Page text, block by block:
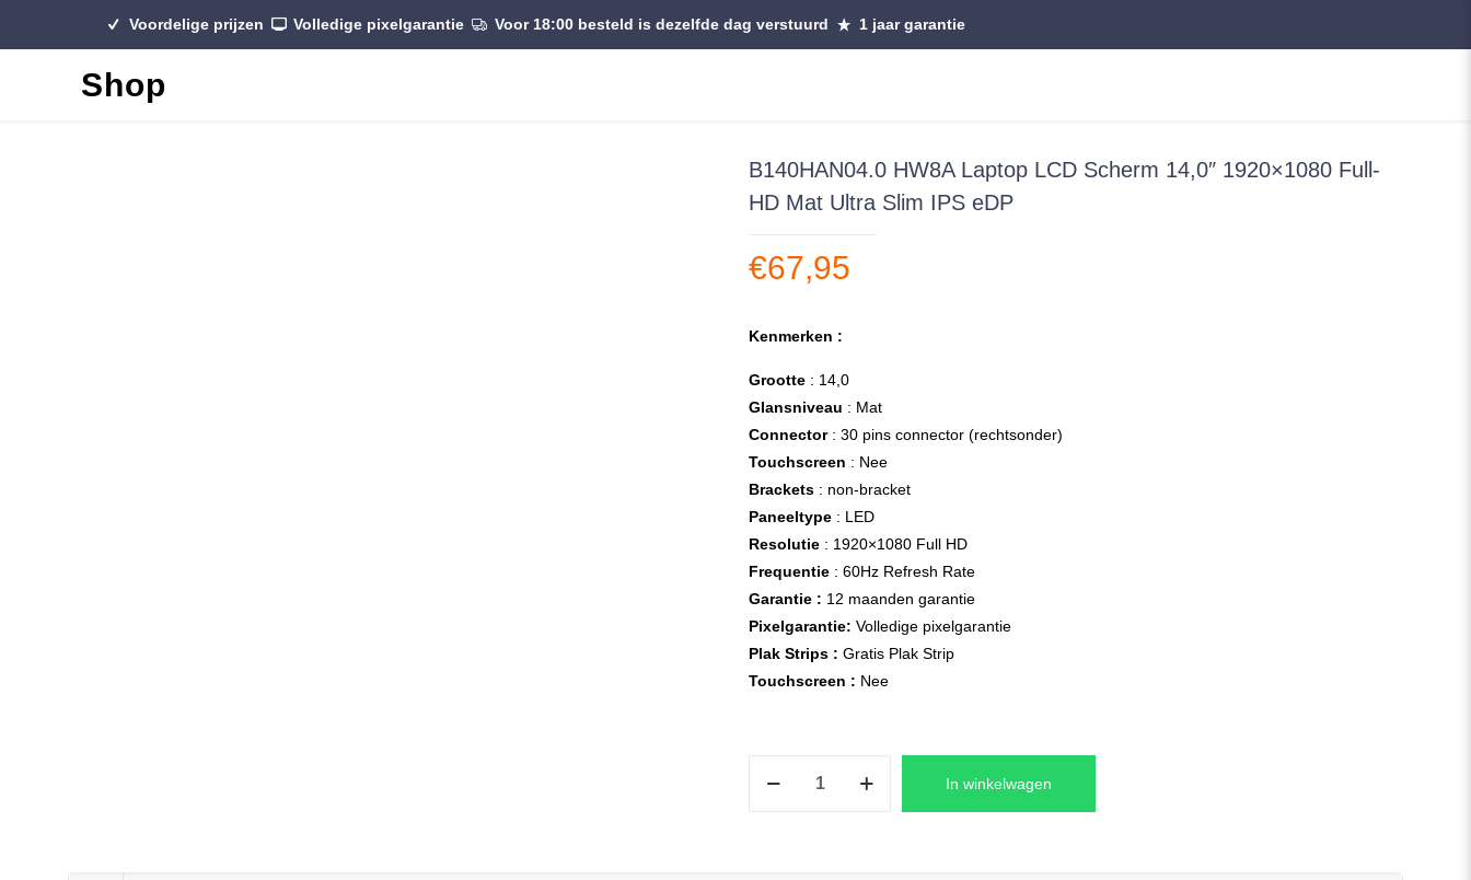
Voordelige prijzen Volledige pixelgarantie Voor 18:00 besteld is dezelfde dag verstuurd 1 jaar garantie
Shop
B140HAN04.0 HW8A Laptop LCD Scherm 14,0″ 1920×1080 Full-
HD Mat Ultra Slim IPS eDP
€67,95
Kenmerken :
Grootte : 14,0
Glansniveau : Mat
Connector: 30 pins connector (rechtsonder)
Touchscreen : Nee
Brackets : non-bracket
Paneeltype : LED
Resolutie : 1920×1080 Full HD
Frequentie : 60Hz Refresh Rate
Garantie : 12 maanden garantie
Pixelgarantie:Volledige pixelgarantie
Plak Strips :Gratis Plak Strip
Touchscreen : Nee
In winkelwagen